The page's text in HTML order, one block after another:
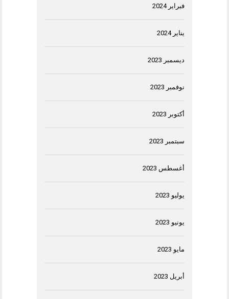
فبراير 2024
يناير 2024
ديسمبر 2023
نوفمبر 2023
أكتوبر 2023
سبتمبر 2023
أغسطس 2023
يوليو 2023
يونيو 2023
مايو 2023
أبريل 2023